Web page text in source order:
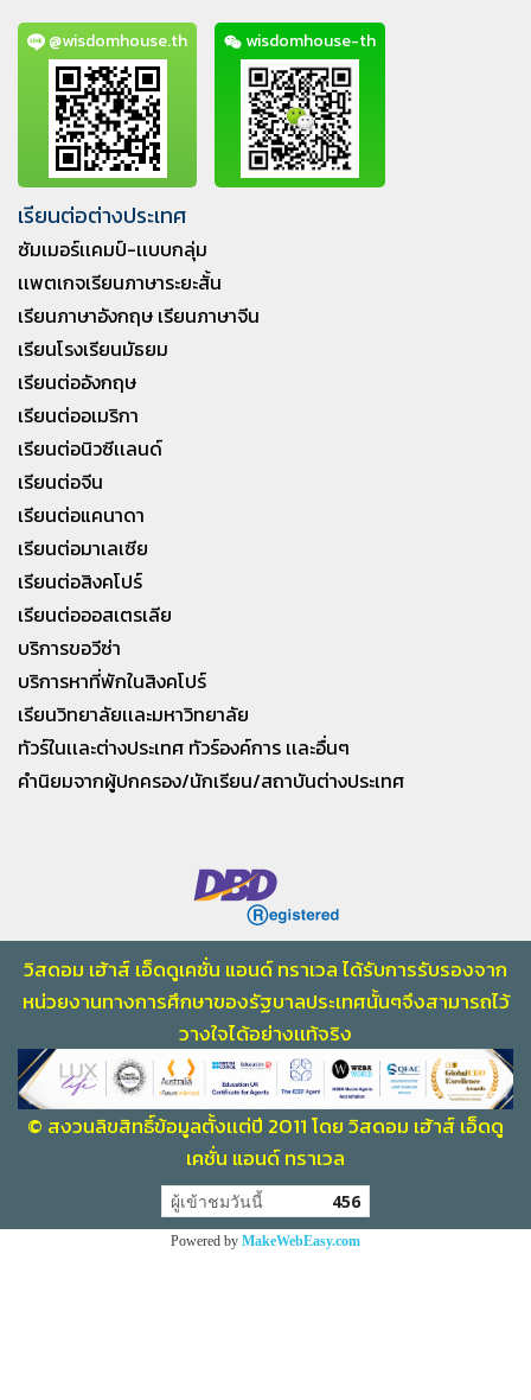
@wisdomhouse.th wisdomhouse-th
เรียนต่อต่างประเทศ
ซัมเมอร์เเคมป์-เเบบกลุ่ม
เเพตเกจเรียนภาษาระยะสั้น
เรียนภาษาอังกฤษ เรียนภาษาจีน
เรียนโรงเรียนมัธยม
เรียนต่ออังกฤษ
เรียนต่ออเมริกา
เรียนต่อนิวซีเเลนด์
เรียนต่อจีน
เรียนต่อแคนาดา
เรียนต่อมาเลเซีย
เรียนต่อสิงคโปร์
เรียนต่อออสเตรเลีย
บริการขอวีซ่า
บริการหาที่พักในสิงคโปร์
เรียนวิทยาลัยเเละมหาวิทยาลัย
ทัวร์ในเเละต่างประเทศ ทัวร์องค์การ เเละอื่นๆ
คำนิยมจากผู้ปกครอง/นักเรียน/สถาบันต่างประเทศ
วิสดอม เฮ้าส์ เอ็ดดูเคชั่น แอนด์ ทราเวล ได้รับการรับรองจาก
หน่วยงานทางการศึกษาของรัฐบาลประเทศนั้นๆจึงสามารถไว้
วางใจได้อย่างเเท้จริง
© สงวนลิขสิทธิ์ข้อมูลตั้งเเต่ปี 2011 โดย วิสดอม เฮ้าส์ เอ็ดดู
เคชั่น แอนด์ ทราเวล
ผู้เข้าชมวันนี้ 456
Powered by MakeWebEasy.com